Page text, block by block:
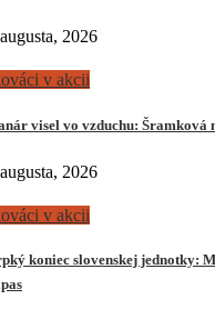
2026
v akcii
visel vo vzduchu:
2026
v akcii
koniec slovenskej jednotky: